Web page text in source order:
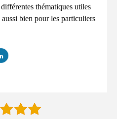
thématiques utiles
bien pour les particuliers